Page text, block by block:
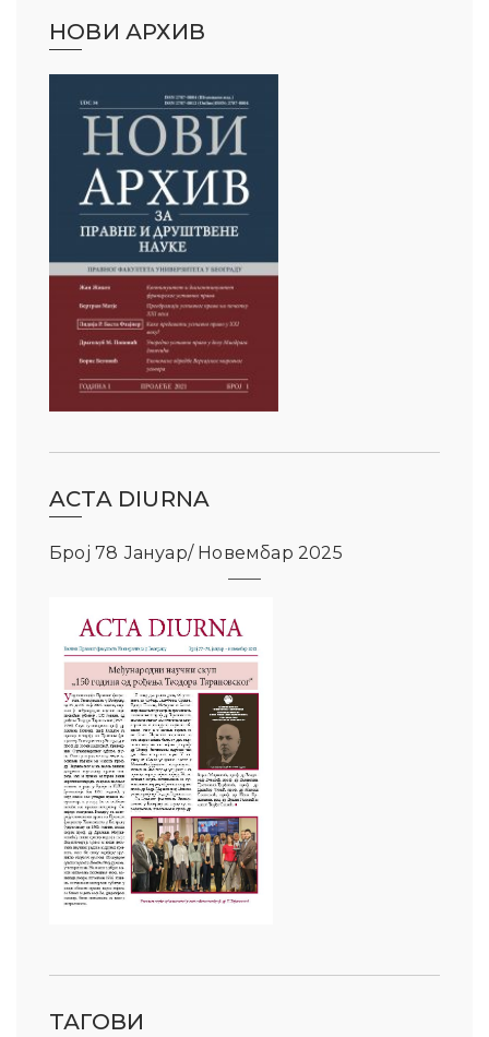
НОВИ АРХИВ
ACTA DIURNA
Број 78 Јануар/ Новембар 2025
ТАГОВИ